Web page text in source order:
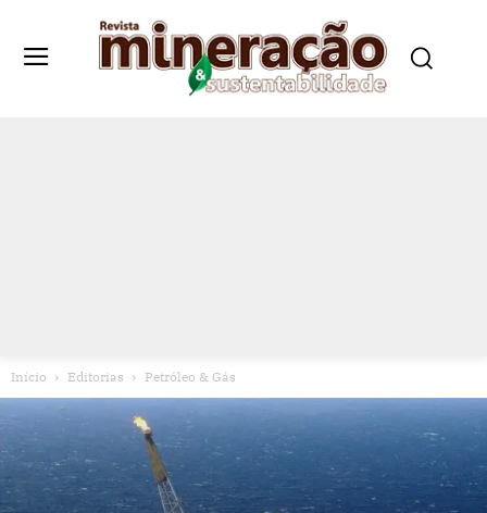
Início Editorias Petróleo & Gás